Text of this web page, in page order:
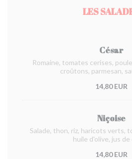
LES
César
Romaine, tomates cerises,
croûtons, parmesan,
14,80 EUR
Niçoise
Salade, thon, riz, haricots verts,
huile d'olive, jus
14,80 EUR